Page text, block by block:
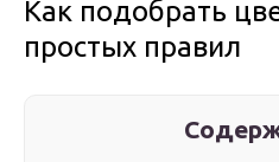
Как подобрать
простых правил